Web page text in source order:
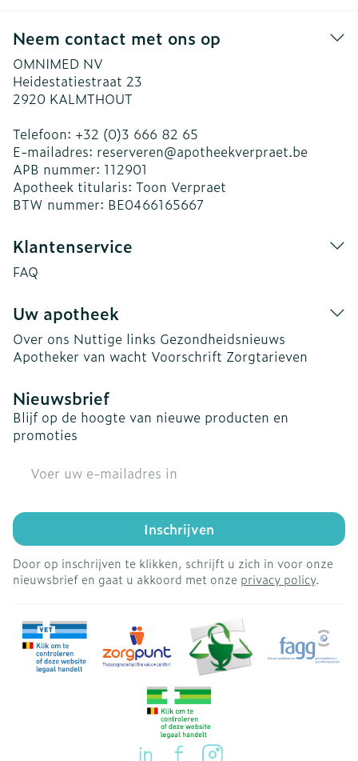
Neem contact met ons op
OMNIMED NV
Heidestatiestraat 23
2920 KALMTHOUT
Telefoon: +32 (0)3 666 82 65
E-mailadres: reserveren@apotheekverpraet.be
APB nummer: 112901
Apotheek titularis: Toon Verpraet
BTW nummer: BE0466165667
Klantenservice
FAQ
Uw apotheek
Over ons Nuttige links Gezondheidsnieuws
Apotheker van wacht Voorschrift Zorgtarieven
Nieuwsbrief
Blijf op de hoogte van nieuwe producten en
promoties
Inschrijven
Door op inschrijven te klikken, schrijft u zich in voor onze
nieuwsbrief en gaat u akkoord met onze privacy policy.